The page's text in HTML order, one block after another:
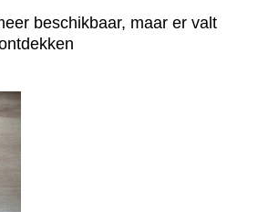
beschikbaar, maar er valt